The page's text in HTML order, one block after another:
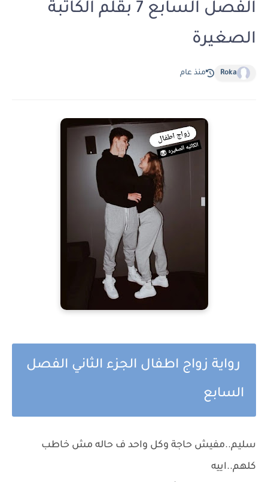
الفصل السابع 7 بقلم الكاتبة
الصغيرة
Roka منذ عام
رواية زواج اطفال الجزء الثاني الفصل
السابع
سليم..مفيش حاجة وكل واحد ف حاله مش خاطب
كلهم..اييه